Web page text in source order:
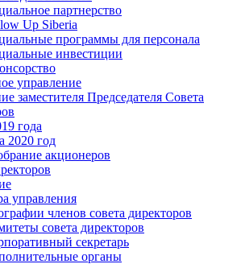
партнерство
Up Siberia
программы для персонала
инвестиции
управление
заместителя Председателя Совета
года
2020 год
акционеров
управления
членов совета директоров
совета директоров
секретарь
органы